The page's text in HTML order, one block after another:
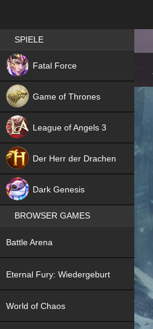
Best RPG games in Germany
SPIELE
Fatal Force
NEW
Game of Thrones
League of Angels 3
Der Herr der Drachen
Dark Genesis
BROWSER GAMES
Battle Arena
Eternal Fury: Wiedergeburt
World of Chaos